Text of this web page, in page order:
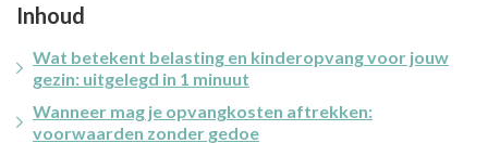
Inhoud
Wat betekent belasting en kinderopvang voor jouw
gezin: uitgelegd in 1 minuut
Wanneer mag je opvangkosten aftrekken:
voorwaarden zonder gedoe